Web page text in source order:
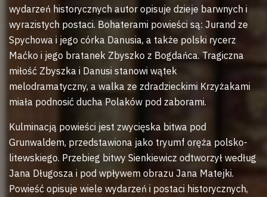
wydarzeń historycznych autor opisuje dzieje barwnych i
wyrazistych postaci. Bohaterami powieści są: Jurand ze
Spychowa i jego córka Danusia, a także polski rycerz
Maćko i jego bratanek Zbyszko z Bogdańca. Tragiczna
miłość Zbyszka i Danusi stanowi wątek
melodramatyczny, a walka ze zdradzieckimi Krzyżakami
miała podnosić ducha Polaków pod zaborami.
Kulminacją powieści jest zwycięska bitwa pod
Grunwaldem, przedstawiona jako tryumf oręża polsko-
litewskiego. Przebieg bitwy Sienkiewicz odtworzył według
Jana Długosza i pod wpływem obrazu Jana Matejki.
Powieść opisuje wiele wydarzeń i postaci historycznych,